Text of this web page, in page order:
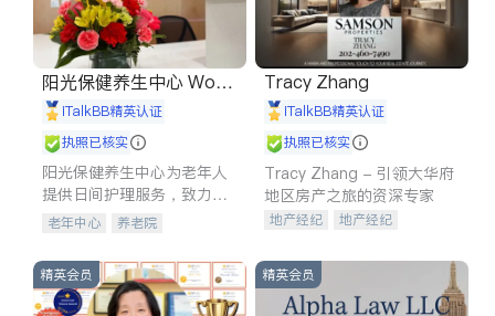
阳光保健养生中心 World
shine
iTalkBB精英认证
执照已核实
阳光保健养生中心为老年人
提供日间护理服务，致力于
通过持续的护理创新来有效
老年中心 养老院
Tracy Zhang
iTalkBB精英认证
执照已核实
Tracy Zhang - 引领大华府
地区房产之旅的资深专家
地产经纪
地产经纪
商铺租售
精英会员 精英会员